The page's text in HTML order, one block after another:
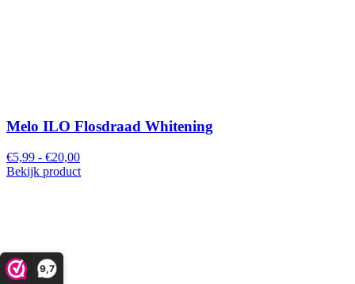
9,7
Melo ILO Flosdraad Whitening
€5,99 - €20,00
Bekijk product